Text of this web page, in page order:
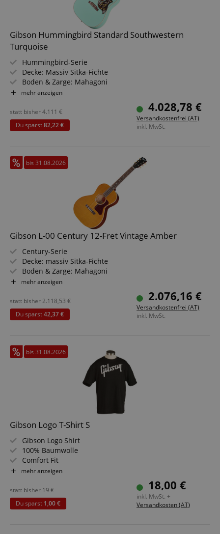
Gibson Hummingbird Standard Southwestern
Turquoise
Hummingbird-Serie
Decke: Massiv Sitka-Fichte
Boden & Zarge: Mahagoni
Griffbrett/Hals: Palisander (Indian Rosewood) / Mahagoni
Farbe & Finish: Southwestern Turquoise, Gloss
mehr anzeigen
4.028,78 €
Versandkostenfrei (AT)
inkl. MwSt.
statt bisher4.111 €
Du sparst82,22 €
bis 31.08.2026
Gibson L-00 Century 12-Fret Vintage Amber
Century-Serie
Decke: massiv Sitka-Fichte
Boden & Zarge: Mahagoni
Griffbrett/Hals: Palisander / Mahagoni
Farbe & Finish: Vintage Amber, Satin Nitrocellulose
mehr anzeigen
2.076,16 €
Versandkostenfrei (AT)
inkl. MwSt.
statt bisher2.118,53 €
Du sparst42,37 €
bis 31.08.2026
Gibson Logo T-Shirt S
Gibson Logo Shirt
100% Baumwolle
Comfort Fit
Farbe: Schwarz
mehr anzeigen
18,00 €
inkl. MwSt. +
Versandkosten (AT)
statt bisher 19 €
Du sparst 1,00 €